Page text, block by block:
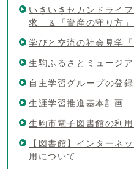
いきいきセカンドライ
求」＆「資産の守り方
学びと交流の社会見学「
生駒ふるさとミュージ
自主学習グループの登録
生涯学習推進基本計画
生駒市電子図書館の利
【図書館】インターネ
用について